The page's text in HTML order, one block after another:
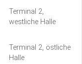
Terminal 2,
westliche Halle
Terminal 2, östliche
Halle